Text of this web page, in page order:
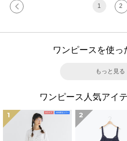
1 2
ワンピースを使っ
もっと見る
ワンピース人気アイ
1 2